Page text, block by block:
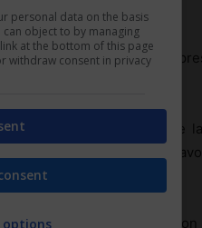
si rivolgano ai loro
dimettersi.
offre vari vantaggi,
intenzioni al datore di
difficoltà nei rapporti
personal data on the basis
object to by managing
at the bottom of this page
withdraw consent in privacy
options